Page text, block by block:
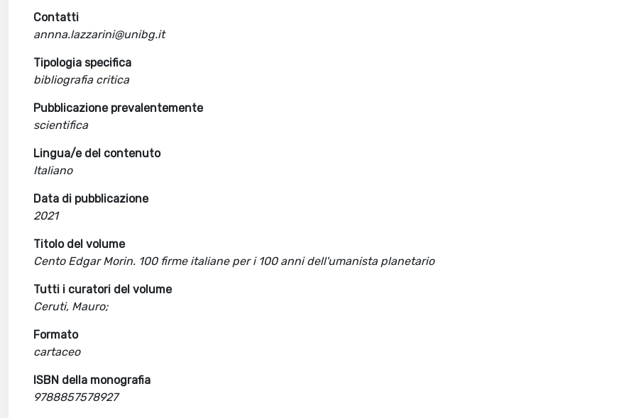
Contatti
annna.lazzarini@unibg.it
Tipologia specifica
bibliografia critica
Pubblicazione prevalentemente
scientifica
Lingua/e del contenuto
Italiano
Data di pubblicazione
2021
Titolo del volume
Cento Edgar Morin. 100 firme italiane per i 100 anni dell'umanista planetario
Tutti i curatori del volume
Ceruti, Mauro;
Formato
cartaceo
ISBN della monografia
9788857578927